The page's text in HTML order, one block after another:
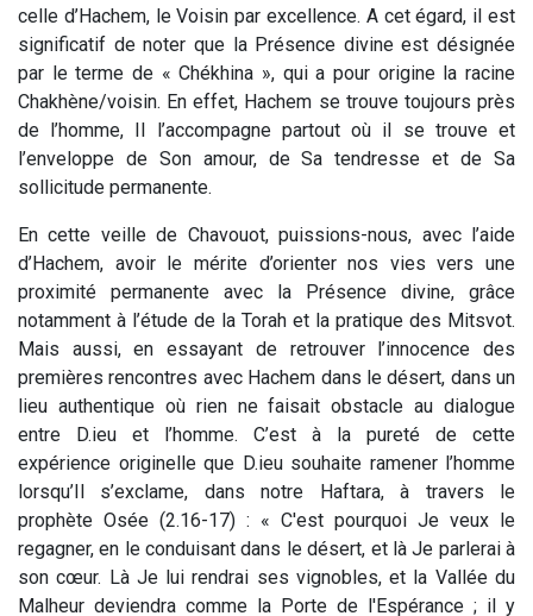
celle d’Hachem, le Voisin par excellence. A cet égard, il est
significatif de noter que la Présence divine est désignée
par le terme de « Chékhina », qui a pour origine la racine
Chakhène/voisin. En effet, Hachem se trouve toujours près
de l’homme, Il l’accompagne partout où il se trouve et
l’enveloppe de Son amour, de Sa tendresse et de Sa
sollicitude permanente.
En cette veille de Chavouot, puissions-nous, avec l’aide
d’Hachem, avoir le mérite d’orienter nos vies vers une
proximité permanente avec la Présence divine, grâce
notamment à l’étude de la Torah et la pratique des Mitsvot.
Mais aussi, en essayant de retrouver l’innocence des
premières rencontres avec Hachem dans le désert, dans un
lieu authentique où rien ne faisait obstacle au dialogue
entre D.ieu et l’homme. C’est à la pureté de cette
expérience originelle que D.ieu souhaite ramener l’homme
lorsqu’Il s’exclame, dans notre Haftara, à travers le
prophète Osée (2.16-17) : « C'est pourquoi Je veux le
regagner, en le conduisant dans le désert, et là Je parlerai à
son cœur. Là Je lui rendrai ses vignobles, et la Vallée du
Malheur deviendra comme la Porte de l'Espérance ; il y